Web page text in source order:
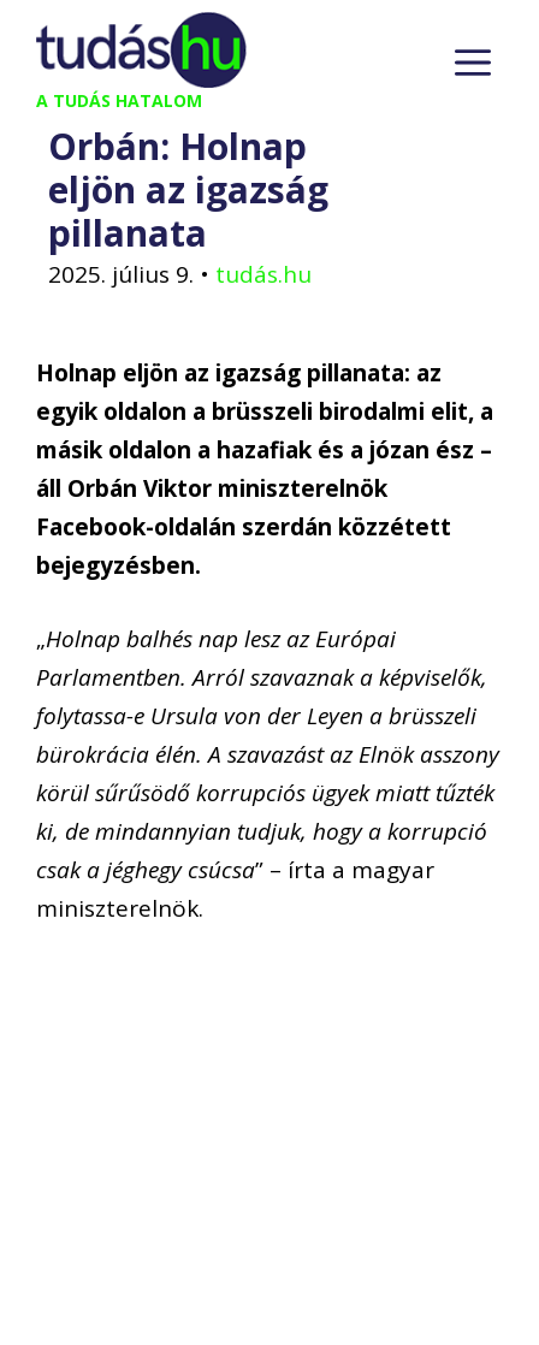
Kilépés
tartalomba
A TUDÁS HATALOM
Orbán: Holnap
eljön az igazság
pillanata
2025. július 9. • tudás.hu
Holnap eljön az igazság pillanata: az
egyik oldalon a brüsszeli birodalmi elit, a
másik oldalon a hazafiak és a józan ész –
áll Orbán Viktor miniszterelnök
Facebook-oldalán szerdán közzétett
bejegyzésben.
„Holnap balhés nap lesz az Európai
Parlamentben. Arról szavaznak a képviselők,
folytassa-e Ursula von der Leyen a brüsszeli
bürokrácia élén. A szavazást az Elnök asszony
körül sűrűsödő korrupciós ügyek miatt tűzték
ki, de mindannyian tudjuk, hogy a korrupció
csak a jéghegy csúcsa” – írta a magyar
miniszterelnök.